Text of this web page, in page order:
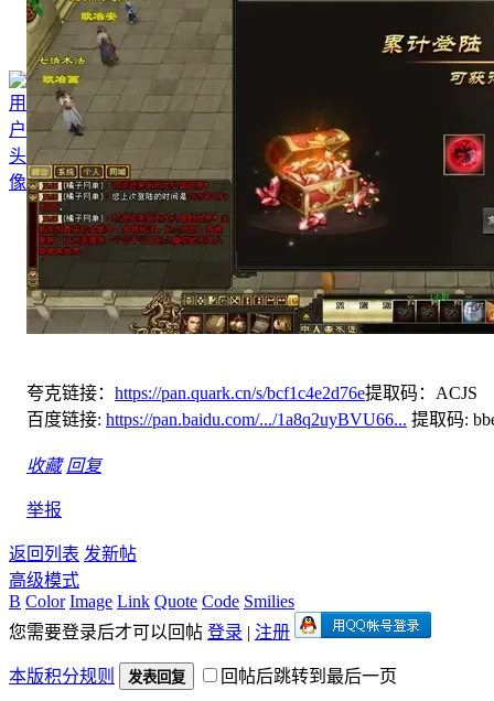
夸克链接： https://pan.quark.cn/s/bcf1c4e2d76e提取码：ACJS
百度链接: https://pan.baidu.com/.../1a8q2uyBVU66... 提取码:
收藏 回复
举报
返回列表 发新帖
高级模式
B Color Image Link Quote Code Smilies
您需要登录后才可以回帖 登录 | 注册
本版积分规则 发表回复 回帖后跳转到最后一页